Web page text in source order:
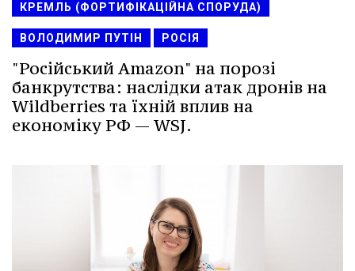
КРЕМЛЬ (ФОРТИФІКАЦІЙНА СПОРУДА)
ВОЛОДИМИР ПУТІН РОСІЯ
"Російський Amazon" на порозі
банкрутства: наслідки атак дронів на
Wildberries та їхній вплив на
економіку РФ — WSJ.